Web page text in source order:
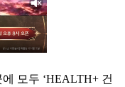
모두 ‘HEALTH+ 건